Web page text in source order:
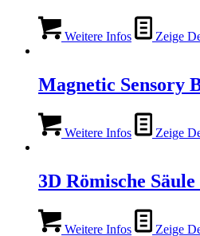
Weitere Infos Zeige
Magnetic Sensory
Weitere Infos Zeige
3D Römische
Weitere Infos Zeige